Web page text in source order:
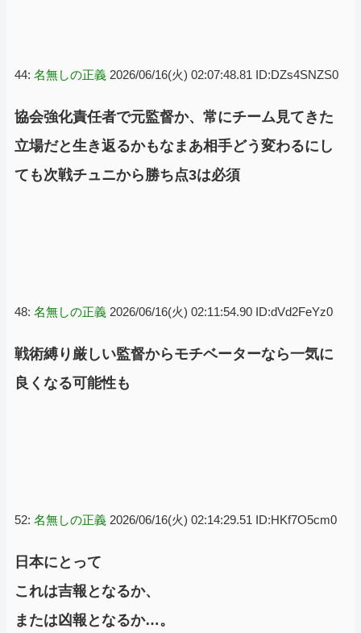
44: 名無しの正義 2026/06/16(火) 02:07:48.81 ID:DZs4SNZS0
協会強化責任者で元監督か、常にチーム見てきた
立場だと生き返るかもなまあ相手どう変わるにし
ても次戦チュニから勝ち点3は必須
48: 名無しの正義 2026/06/16(火) 02:11:54.90 ID:dVd2FeYz0
戦術縛り厳しい監督からモチベーターなら一気に
良くなる可能性も
52: 名無しの正義 2026/06/16(火) 02:14:29.51 ID:HKf7O5cm0
日本にとって
これは吉報となるか、
または凶報となるか…。